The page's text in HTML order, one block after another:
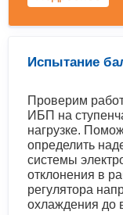
Испытание
Проверим
ИБП на
нагрузке.
определить
системы
отклонения в
регулятора
охлаждения до